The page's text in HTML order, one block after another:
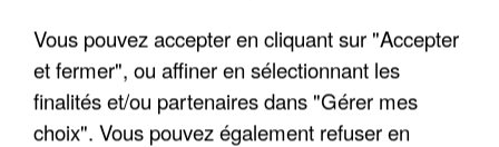
Vous pouvez accepter en cliquant sur "Accepter
et fermer", ou affiner en sélectionnant les
finalités et/ou partenaires dans "Gérer mes
choix". Vous pouvez également refuser en